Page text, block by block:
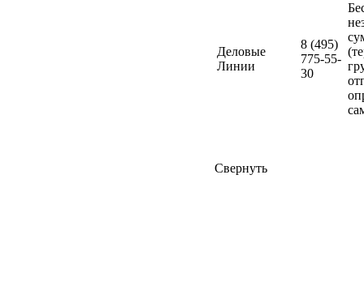
Деловые
Линии
8 (495)
775-55-
30
Свернуть